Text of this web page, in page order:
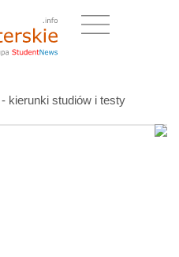
kierunki studiów i testy